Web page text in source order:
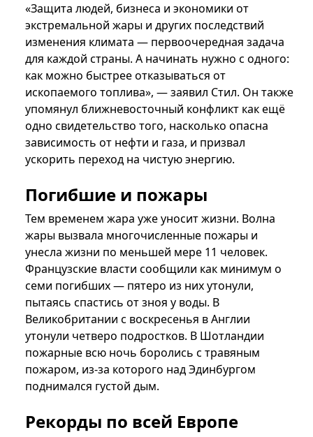
«Защита людей, бизнеса и экономики от
экстремальной жары и других последствий
изменения климата — первоочередная задача
для каждой страны. А начинать нужно с одного:
как можно быстрее отказываться от
ископаемого топлива», — заявил Стил. Он также
упомянул ближневосточный конфликт как ещё
одно свидетельство того, насколько опасна
зависимость от нефти и газа, и призвал
ускорить переход на чистую энергию.
Погибшие и пожары
Тем временем жара уже уносит жизни. Волна
жары вызвала многочисленные пожары и
унесла жизни по меньшей мере 11 человек.
Французские власти сообщили как минимум о
семи погибших — пятеро из них утонули,
пытаясь спастись от зноя у воды. В
Великобритании с воскресенья в Англии
утонули четверо подростков. В Шотландии
пожарные всю ночь боролись с травяным
пожаром, из-за которого над Эдинбургом
поднимался густой дым.
Рекорды по всей Европе